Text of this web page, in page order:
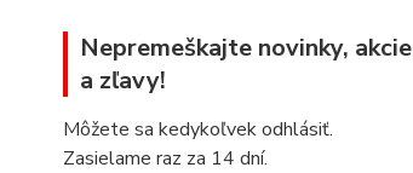
Nepremeškajte novinky, akcie
a zľavy!
Môžete sa kedykoľvek odhlásiť.
Zasielame raz za 14 dní.